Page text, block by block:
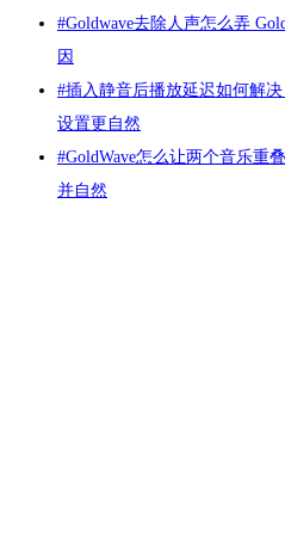
二、怎么消除背景音乐
上面为大家介绍了几款常用的消除背
家介绍怎么消除背景音乐，这里以
体的操作步骤。
1、首先打开软件并将需要消除背景
#Goldwave去除人声怎么弄
因
#插入静音后播放延迟如何解
设置更自然
#GoldWave怎么让两个音乐重
并自然